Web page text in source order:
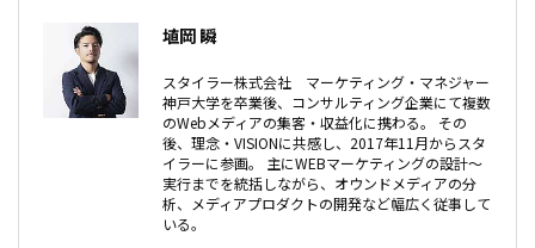
埴岡 瞬
スタイラー株式会社 マーケティング・マネジャー
神戸大学を卒業後、コンサルティング企業にて複数
のWebメディアの集客・収益化に携わる。 その
後、理念・VISIONに共感し、2017年11月からスタ
イラーに参画。 主にWEBマーケティングの設計〜
実行までを統括しながら、オウンドメディアの分
析、メディアプロダクトの開発など幅広く従事して
いる。